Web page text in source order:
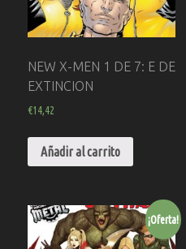
NEW X-MEN 1 DE 7: E DE
EXTINCION
€14,42
Añadir al carrito
¡Oferta!